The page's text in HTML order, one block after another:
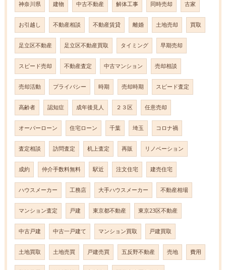
神奈川県 建物 中古不動産 解体工事 同時売却 古家
お引越し 不動産相談 不動産賃貸 離婚 土地売却 買取
足立区不動産 足立区不動産買取 タイミング 早期売却
スピード売却 不動産査定 中古マンション 売却相談
売却活動 プライバシー 時期 売却時期 スピード査定
高齢者 認知症 成年後見人 ２３区 任意売却
オーバーローン 住宅ローン 千葉 埼玉 コロナ禍
査定相談 訪問査定 机上査定 再販 リノベーション
成約 仲介手数料無料 駅近 注文住宅 建売住宅
ハウスメーカー 工務店 大手ハウスメーカー 不動産相場
マンション査定 戸建 東京都不動産 東京23区不動産
中古戸建 中古一戸建て マンション買取 戸建買取
土地買取 土地売買 戸建売買 五反野不動産 売地 費用